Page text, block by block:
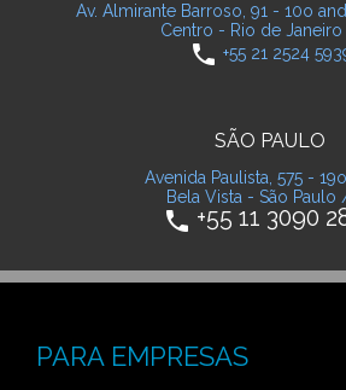
Av. Almirante Barroso, 91 - 10o
Centro - Rio de
phone +55 21 2524
SÃO PAULO
Avenida Paulista, 575 -
Bela Vista - São Paulo
phone +55 11 3090
PARA EMPRESAS